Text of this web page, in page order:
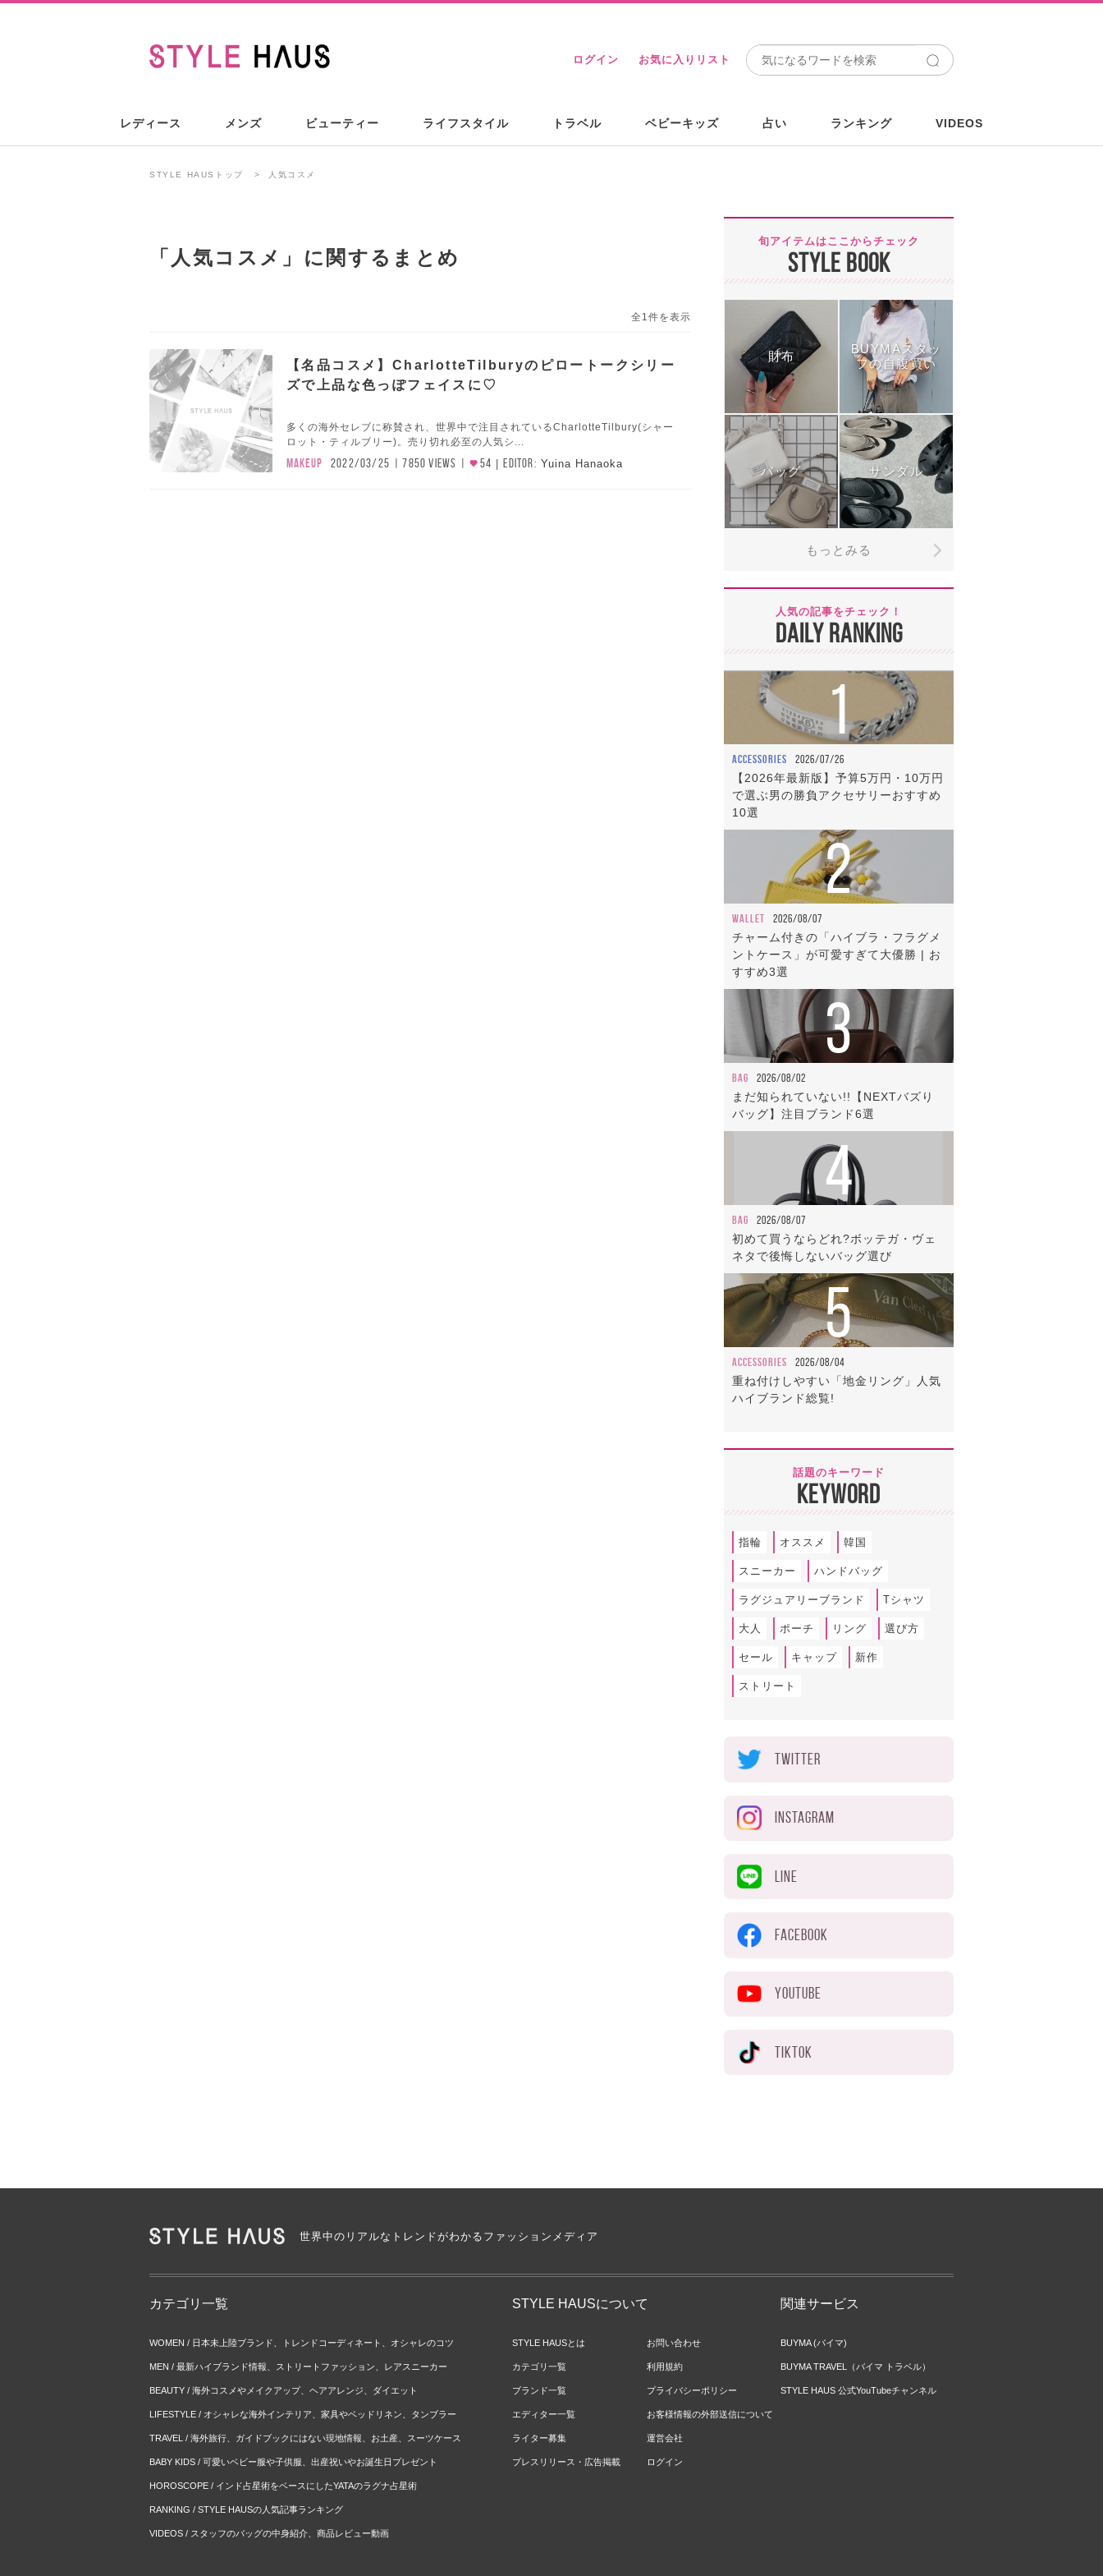
ログイン お気に入りリスト
レディース メンズ ビューティー ライフスタイル トラベル ベビーキッズ 占い ランキング VIDEOS
STYLE HAUSトップ 人気コスメ
「 人気コスメ 」に関するまとめ
全1件を表示
【名品コスメ】CharlotteTilburyのピロートークシリー
ズで上品な色っぽフェイスに♡
多くの海外セレブに称賛され、世界中で注目されているCharlotteTilbury(シャー
ロット・ティルブリー)。売り切れ必至の人気シ...
MAKEUP 2022/03/25 7850 VIEWS 54 EDITOR: Yuina Hanaoka
旬アイテムはここからチェック
STYLE BOOK
財布
BUYMAスタッ
フの自腹買い
バッグ サンダル
もっとみる
人気の記事をチェック！
DAILY RANKING
1
ACCESSORIES 2026/07/26
【2026年最新版】予算5万円・10万円
で選ぶ男の勝負アクセサリーおすすめ
10選
2
WALLET 2026/08/07
チャーム付きの「ハイブラ・フラグメ
ントケース」が可愛すぎて大優勝 | お
すすめ3選
3
BAG 2026/08/02
まだ知られていない!!【NEXTバズり
バッグ】注目ブランド6選
4
BAG 2026/08/07
初めて買うならどれ?ボッテガ・ヴェ
ネタで後悔しないバッグ選び
5
ACCESSORIES 2026/08/04
重ね付けしやすい「地金リング」人気
ハイブランド総覧!
話題のキーワード
KEYWORD
指輪 オススメ 韓国
スニーカー ハンドバッグ
ラグジュアリーブランド Tシャツ
大人 ポーチ リング 選び方
セール キャップ 新作
ストリート
TWITTER
INSTAGRAM
LINE
FACEBOOK
YOUTUBE
TIKTOK
世界中のリアルなトレンドがわかるファッションメディア
カテゴリ一覧
WOMEN / 日本未上陸ブランド、トレンドコーディネート、オシャレのコツ
MEN / 最新ハイブランド情報、ストリートファッション、レアスニーカー
BEAUTY / 海外コスメやメイクアップ、ヘアアレンジ、ダイエット
LIFESTYLE / オシャレな海外インテリア、家具やベッドリネン、タンブラー
TRAVEL / 海外旅行、ガイドブックにはない現地情報、お土産、スーツケース
BABY KIDS / 可愛いベビー服や子供服、出産祝いやお誕生日プレゼント
HOROSCOPE / インド占星術をベースにしたYATAのラグナ占星術
RANKING / STYLE HAUSの人気記事ランキング
VIDEOS / スタッフのバッグの中身紹介、商品レビュー動画
STYLE HAUSについて
STYLE HAUSとは
カテゴリ一覧
ブランド一覧
エディター一覧
ライター募集
プレスリリース・広告掲載
お問い合わせ
利用規約
プライバシーポリシー
お客様情報の外部送信について
運営会社
ログイン
関連サービス
BUYMA (バイマ)
BUYMA TRAVEL（バイマ トラベル）
STYLE HAUS 公式YouTubeチャンネル